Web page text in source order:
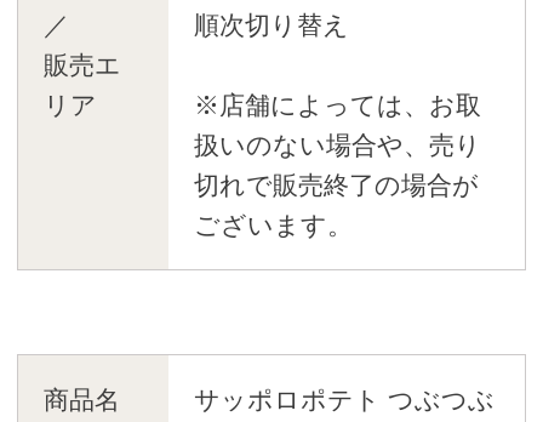
／
販売エ
リア
順次切り替え
※店舗によっては、お取
扱いのない場合や、売り
切れで販売終了の場合が
ございます。
商品名
サッポロポテト つぶつぶ